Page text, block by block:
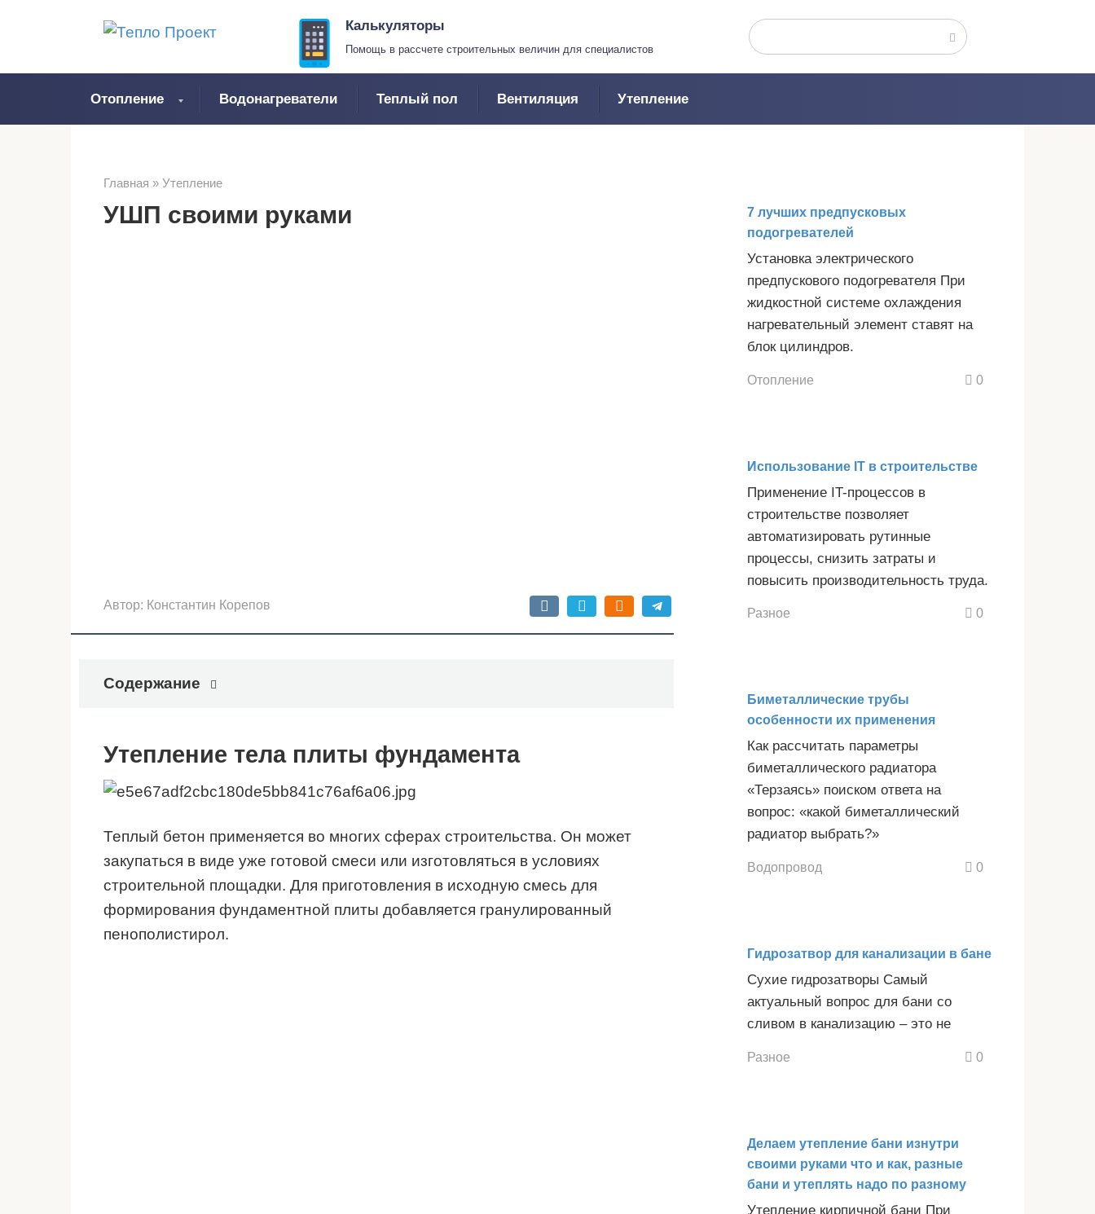
Калькуляторы
Помощь в рассчете строительных величин для специалистов
Поиск:
Отопление Водонагреватели Теплый пол Вентиляция Утепление
Главная » Утепление
УШП своими руками
Автор: Константин Корепов
Содержание
Утепление тела плиты фундамента
Теплый бетон применяется во многих сферах строительства. Он может
закупаться в виде уже готовой смеси или изготовляться в условиях
строительной площадки. Для приготовления в исходную смесь для
формирования фундаментной плиты добавляется гранулированный
пенополистирол.
7 лучших предпусковых
подогревателей
Установка электрического
предпускового подогревателя При
жидкостной системе охлаждения
нагревательный элемент ставят на
блок цилиндров.
Отопление 0
Использование IT в строительстве
Применение IT-процессов в
строительстве позволяет
автоматизировать рутинные
процессы, снизить затраты и
повысить производительность труда.
Разное 0
Биметаллические трубы
особенности их применения
Как рассчитать параметры
биметаллического радиатора
«Терзаясь» поиском ответа на
вопрос: «какой биметаллический
радиатор выбрать?»
Водопровод 0
Гидрозатвор для канализации в бане
Сухие гидрозатворы Самый
актуальный вопрос для бани со
сливом в канализацию – это не
Разное 0
Делаем утепление бани изнутри
своими руками что и как, разные
бани и утеплять надо по разному
Утепление кирпичной бани При